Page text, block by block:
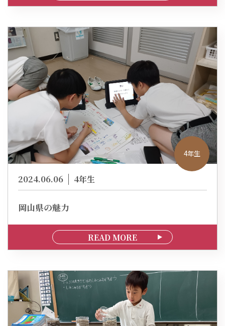
4年生
2024.06.06 4年生
岡山県の魅力
READ MORE